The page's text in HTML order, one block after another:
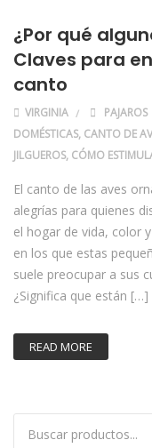
¿Por qué
Claves para
canto
VIRGINIA PAJAROS
DOMÉSTICAS, CANTO DE
JILGUEROS, CÓMO
El canto de las aves
alegrías para quienes
el hogar de vida, color
en los que estas
suele preocupar a sus
¿Significa que están […]
READ MORE